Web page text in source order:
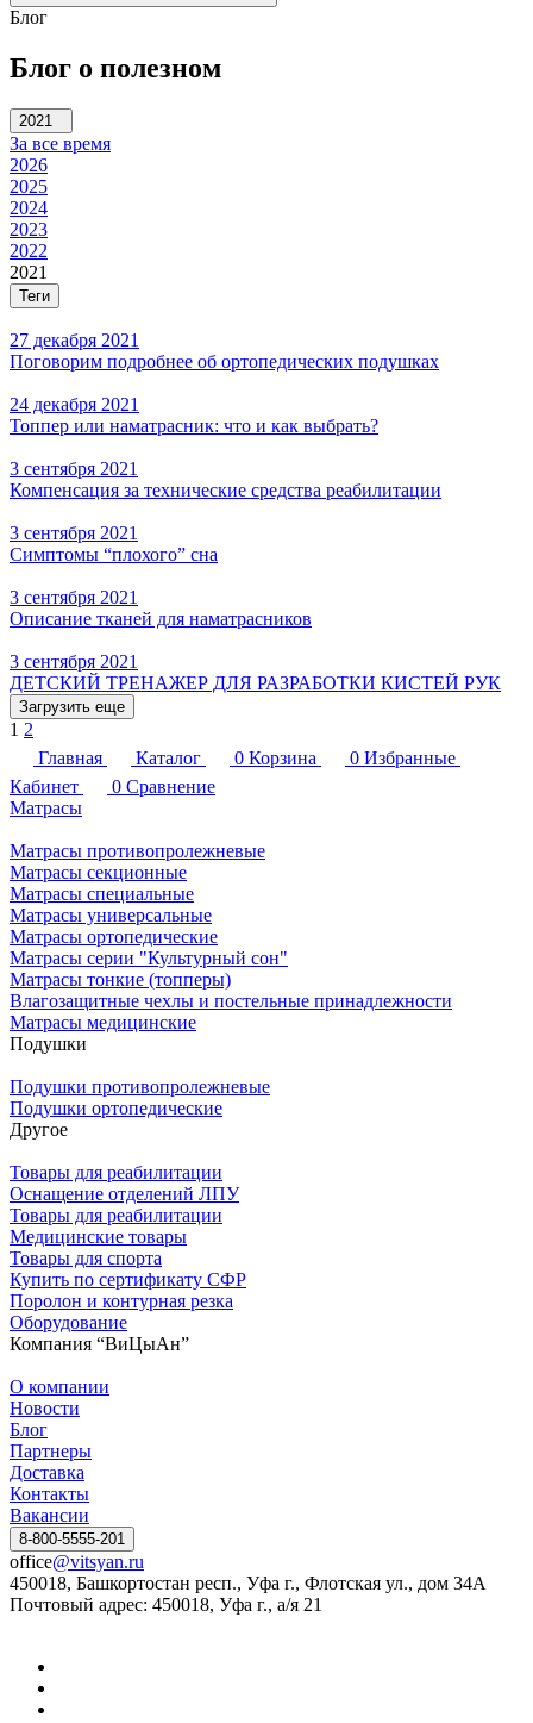
Блог
Блог о полезном
2021
За все время
2026
2025
2024
2023
2022
2021
Теги
27 декабря 2021
Поговорим подробнее об ортопедических подушках
24 декабря 2021
Топпер или наматрасник: что и как выбрать?
3 сентября 2021
Компенсация за технические средства реабилитации
3 сентября 2021
Симптомы “плохого” сна
3 сентября 2021
Описание тканей для наматрасников
3 сентября 2021
ДЕТСКИЙ ТРЕНАЖЕР ДЛЯ РАЗРАБОТКИ КИСТЕЙ РУК
Загрузить еще
1 2
Главная
Каталог 0 Корзина 0 Избранные
Кабинет
0 Сравнение
Матрасы
Матрасы противопролежневые
Матрасы секционные
Матрасы специальные
Матрасы универсальные
Матрасы ортопедические
Матрасы серии "Культурный сон"
Матрасы тонкие (топперы)
Влагозащитные чехлы и постельные принадлежности
Матрасы медицинские
Подушки
Подушки противопролежневые
Подушки ортопедические
Другое
Товары для реабилитации
Оснащение отделений ЛПУ
Товары для реабилитации
Медицинские товары
Товары для спорта
Купить по сертификату СФР
Поролон и контурная резка
Оборудование
Компания “ВиЦыАн”
О компании
Новости
Блог
Партнеры
Доставка
Контакты
Вакансии
8-800-5555-201
office@vitsyan.ru
450018, Башкортостан респ., Уфа г., Флотская ул., дом 34А
Почтовый адрес: 450018, Уфа г., а/я 21